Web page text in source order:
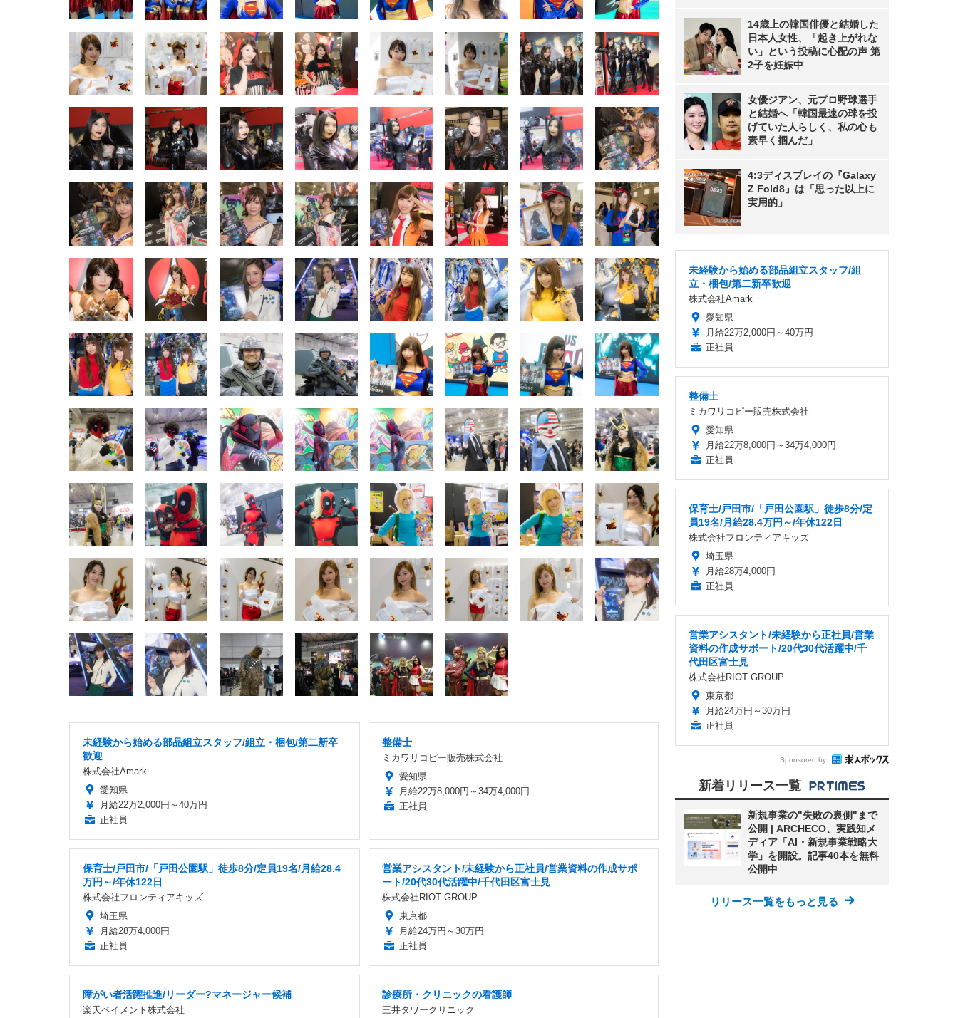
未経験から始める部品組立スタッフ/組立・梱包/第二新卒
歓迎
株式会社Amark
愛知県
月給22万2,000円～40万円
正社員
整備士
ミカワリコピー販売株式会社
愛知県
月給22万8,000円～34万4,000円
正社員
保育士/戸田市/「戸田公園駅」徒歩8分/定員19名/月給28.4
万円～/年休122日
株式会社フロンティアキッズ
埼玉県
月給28万4,000円
正社員
営業アシスタント/未経験から正社員/営業資料の作成サポ
ート/20代30代活躍中/千代田区富士見
株式会社RIOT GROUP
東京都
月給24万円～30万円
正社員
障がい者活躍推進/リーダー?マネージャー候補
楽天ペイメント株式会社
診療所・クリニックの看護師
三井タワークリニック
14歳上の韓国俳優と結婚した
日本人女性、「起き上がれな
い」という投稿に心配の声 第
2子を妊娠中
女優ジアン、元プロ野球選手
と結婚へ「韓国最速の球を投
げていた人らしく、私の心も
素早く掴んだ」
4:3ディスプレイの『Galaxy
Z Fold8』は「思った以上に
実用的」
未経験から始める部品組立スタッフ/組
立・梱包/第二新卒歓迎
株式会社Amark
愛知県
月給22万2,000円～40万円
正社員
整備士
ミカワリコピー販売株式会社
愛知県
月給22万8,000円～34万4,000円
正社員
保育士/戸田市/「戸田公園駅」徒歩8分/定
員19名/月給28.4万円～/年休122日
株式会社フロンティアキッズ
埼玉県
月給28万4,000円
正社員
営業アシスタント/未経験から正社員/営業
資料の作成サポート/20代30代活躍中/千
代田区富士見
株式会社RIOT GROUP
東京都
月給24万円～30万円
正社員
Sponsored by
新着リリース一覧
新規事業の"失敗の裏側"まで
公開 | ARCHECO、実践知メ
ディア「AI・新規事業戦略大
学」を開設。記事40本を無料
公開中
リリース一覧をもっと見る